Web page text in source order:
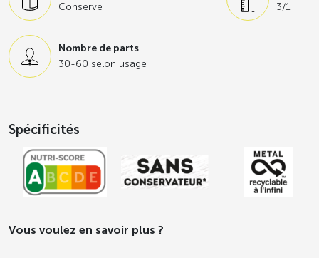
Conserve
3/1
Nombre de parts
30-60 selon usage
Spécificités
Vous voulez en savoir plus ?